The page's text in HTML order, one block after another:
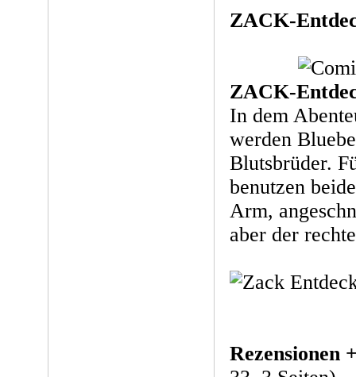
ZACK-
ZACK-
In dem
werden
Blutsbrüder.
benutzen
Arm,
aber der
Rezensionen